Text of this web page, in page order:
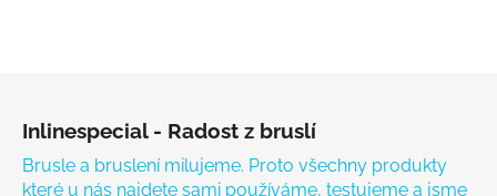
Inlinespecial - Radost z bruslí
Brusle a bruslení milujeme. Proto všechny produkty
které u nás najdete sami používáme, testujeme a jsme